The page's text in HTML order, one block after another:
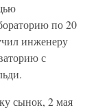
по 20
инженеру
с
сынок, 2 мая